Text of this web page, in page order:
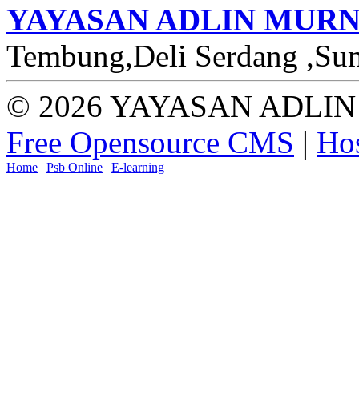
YAYASAN ADLIN
Tembung,Deli Serdang
© 2026 YAYASAN
Free Opensource CMS |
Home | Psb Online | E-learning